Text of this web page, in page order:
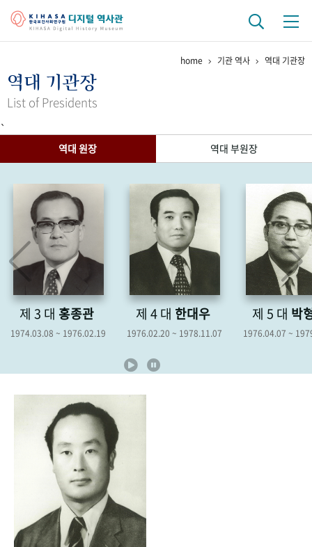
걸어온 길 기관 변천사
연구 역사
정책과 연구 키워드로 보는 연구 역사
연구자들
기록물 아카이브
사진 아카이브 문서 기록물 행정박물 영상 기록물
50+1주년 기념
성과 50선 숫자로 보는 50년 50 +1주년 광장
세계와 함께 한 KIHASA
home 기관 역사 역대 기관장
역대 기관장
List of Presidents
`
역대 원장
역대 부원장
제 4 대한대우
1976.02.20 ~ 1978.11.07
제 5 대박형종
1976.04.07 ~ 1979.04.06
제 6